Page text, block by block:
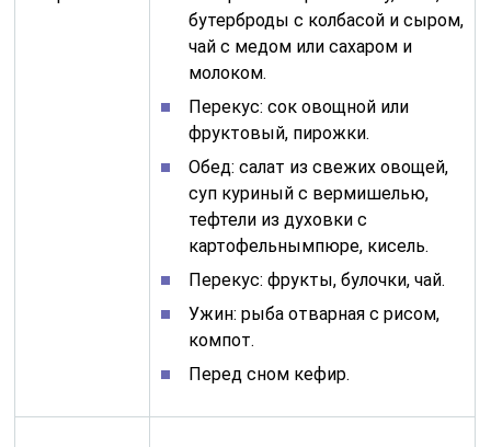
бутерброды с колбасой и сыром,
чай с медом или сахаром и
молоком.
Перекус: сок овощной или
фруктовый, пирожки.
Обед: салат из свежих овощей,
суп куриный с вермишелью,
тефтели из духовки с
картофельнымпюре, кисель.
Перекус: фрукты, булочки, чай.
Ужин: рыба отварная с рисом,
компот.
Перед сном кефир.